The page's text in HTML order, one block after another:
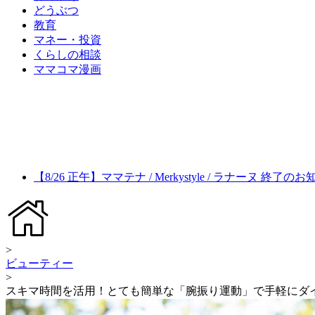
どうぶつ
教育
マネー・投資
くらしの相談
ママコマ漫画
【8/26 正午】ママテナ / Merkystyle / ラナーヌ 終了のお
>
ビューティー
>
スキマ時間を活用！とても簡単な「腕振り運動」で手軽にダ